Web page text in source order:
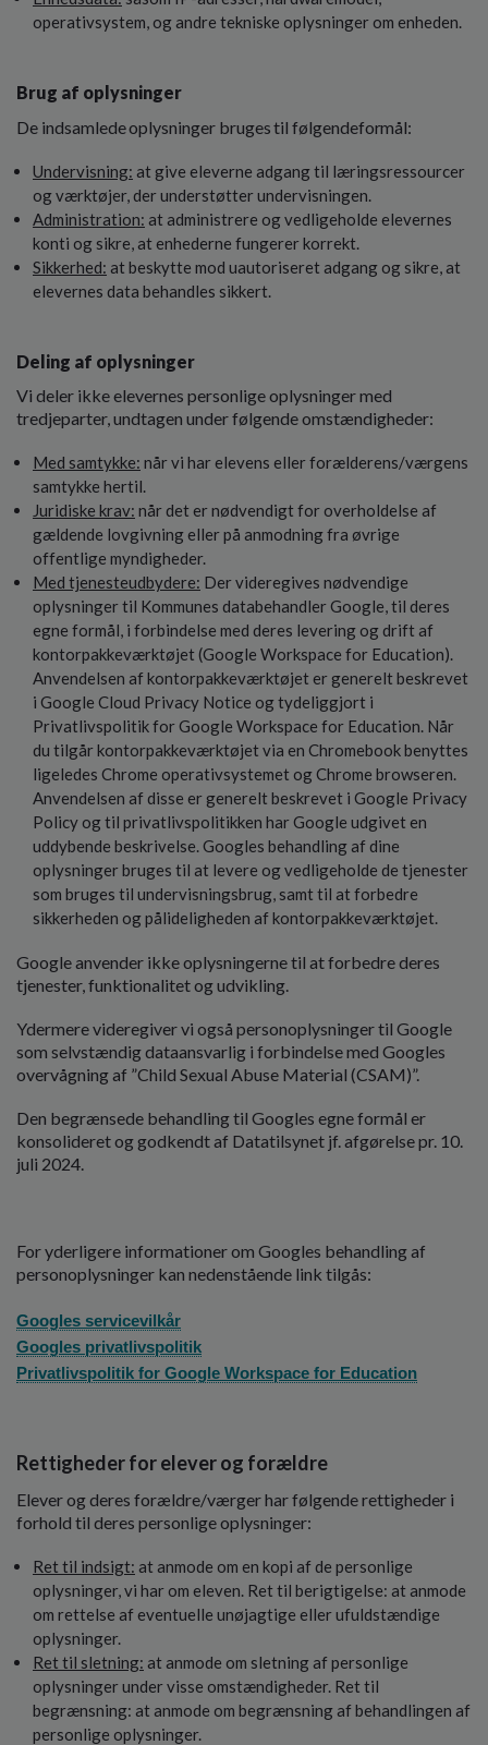
operativsystem, og andre tekniske oplysninger om enheden.
Brug af oplysninger
De indsamledeoplysninger brugestil følgendeformål:
Undervisning: at give eleverne adgang til læringsressourcer
og værktøjer, der understøtter undervisningen.
Administration: at administrere og vedligeholde elevernes
konti og sikre, at enhederne fungerer korrekt.
Sikkerhed: at beskytte mod uautoriseret adgang og sikre, at
elevernes data behandles sikkert.
Deling af oplysninger
Vi deler ikke elevernes personlige oplysninger med
tredjeparter, undtagen under følgende omstændigheder:
Med samtykke: når vi har elevens eller forælderens/værgens
samtykke hertil.
Juridiske krav: når det er nødvendigt for overholdelse af
gældende lovgivning eller på anmodning fra øvrige
offentlige myndigheder.
Med tjenesteudbydere: Der videregives nødvendige
oplysninger til Kommunes databehandler Google, til deres
egne formål, i forbindelse med deres levering og drift af
kontorpakkeværktøjet (Google Workspace for Education).
Anvendelsen af kontorpakkeværktøjet er generelt beskrevet
i Google Cloud Privacy Notice og tydeliggjort i
Privatlivspolitik for Google Workspace for Education. Når
du tilgår kontorpakkeværktøjet via en Chromebook benyttes
ligeledes Chrome operativsystemet og Chrome browseren.
Anvendelsen af disse er generelt beskrevet i Google Privacy
Policy og til privatlivspolitikken har Google udgivet en
uddybende beskrivelse. Googles behandling af dine
oplysninger bruges til at levere og vedligeholde de tjenester
som bruges til undervisningsbrug, samt til at forbedre
sikkerheden og pålideligheden af kontorpakkeværktøjet.
Google anvender ikke oplysningerne til at forbedre deres
tjenester, funktionalitet og udvikling.
Ydermere videregiver vi også personoplysninger til Google
som selvstændig dataansvarlig i forbindelse med Googles
overvågning af ”Child Sexual Abuse Material (CSAM)”.
Den begrænsede behandling til Googles egne formål er
konsolideret og godkendt af Datatilsynet jf. afgørelse pr. 10.
juli 2024.
For yderligere informationer om Googles behandling af
personoplysninger kan nedenstående link tilgås:
Googles servicevilkår
Googles privatlivspolitik
Privatlivspolitik for Google Workspace for Education
Rettigheder for elever og forældre
Elever og deres forældre/værger har følgende rettigheder i
forhold til deres personlige oplysninger:
Ret til indsigt: at anmode om en kopi af de personlige
oplysninger, vi har om eleven. Ret til berigtigelse: at anmode
om rettelse af eventuelle unøjagtige eller ufuldstændige
oplysninger.
Ret til sletning: at anmode om sletning af personlige
oplysninger under visse omstændigheder. Ret til
begrænsning: at anmode om begrænsning af behandlingen af
personlige oplysninger.